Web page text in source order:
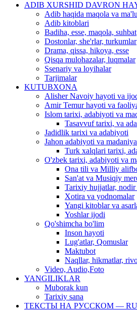
ADIB XURSHID DAVRON
Adib haqida maqola va
Adib kitoblari
Badiha, esse, maqola, suhbat
Dostonlar, she'rlar, turkumlar
Drama, qissa, hikoya, esse
Qisqa mulohazalar, luqmalar
Ssenariy va loyihalar
Tarjimalar
KUTUBXONA
Alisher Navoiy hayoti va
Amir Temur hayoti va
Islom tarixi, adabiyoti va
Tasavvuf tarixi, va
Jadidlik tarixi va adabiyoti
Jahon adabiyoti va
Turk xalqlari tarixi,
O'zbek tarixi, adabiyoti va
Ona tili va Milliy
San'at va Musiqiy
Tarixiy hujjatlar,
Xotira va yodnomalar
Yangi kitoblar va
Yoshlar ijodi
Qo'shimcha bo'lim
Inson hayoti
Lug'atlar, Qomuslar
Maktubot
Naqllar, hikmatlar,
Video, Audio,Foto
YANGILIKLAR
Muborak kun
Tarixiy sana
ТЕКСТЫ НА РУССКОМ —